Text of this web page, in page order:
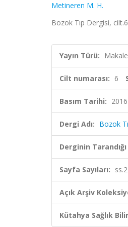
Metineren M. H.
Bozok Tıp Dergisi,
Yayın Türü:
Cilt numarası: 6
Basım Tarihi: 2016
Dergi Adı: Bozok
Derginin
Sayfa Sayıları:
Açık Arşiv
Kütahya Sağlık